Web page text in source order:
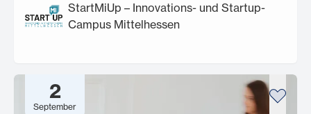
StartMiUp – Innovations- und Startup-
Campus Mittelhessen
2
September